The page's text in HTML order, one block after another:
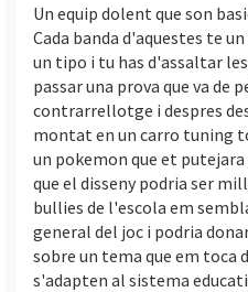
Un equip dolent que son
Cada banda d'aquestes te
un tipo i tu has d'assaltar
passar una prova que va de
contrarrellotge i despres
montat en un carro tuning
un pokemon que et
que el disseny podria ser
bullies de l'escola em
general del joc i podria
sobre un tema que em toca
s'adapten al sistema